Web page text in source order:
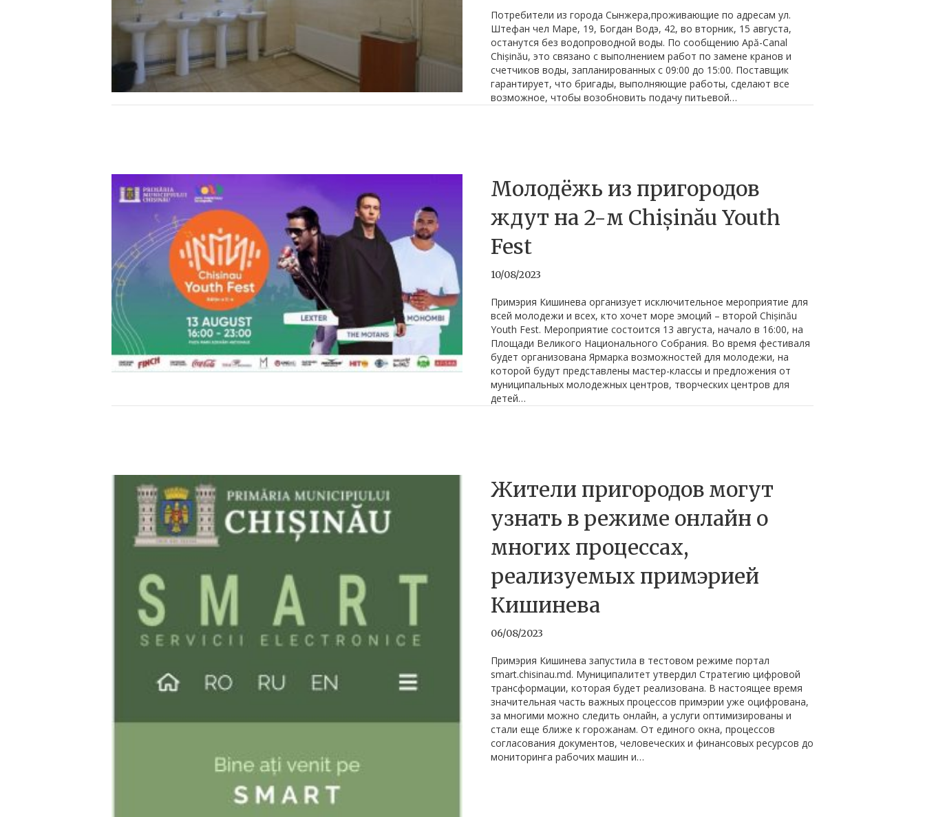
Потребители из города Сынжера,проживающие по адресам ул.
Штефан чел Маре, 19, Богдан Водэ, 42, во вторник, 15 августа,
останутся без водопроводной воды. По сообщению Apă-Canal
Chișinău, это связано с выполнением работ по замене кранов и
счетчиков воды, запланированных с 09:00 до 15:00. Поставщик
гарантирует, что бригады, выполняющие работы, сделают все
возможное, чтобы возобновить подачу питьевой…
Молодёжь из пригородов
ждут на 2-м Chișinău Youth
Fest
10/08/2023
Примэрия Кишинева организует исключительное мероприятие для
всей молодежи и всех, кто хочет море эмоций – второй Chișinău
Youth Fest. Мероприятие состоится 13 августа, начало в 16:00, на
Площади Великого Национального Собрания. Во время фестиваля
будет организована Ярмарка возможностей для молодежи, на
которой будут представлены мастер-классы и предложения от
муниципальных молодежных центров, творческих центров для
детей…
Жители пригородов могут
узнать в режиме онлайн о
многих процессах,
реализуемых примэрией
Кишинева
06/08/2023
Примэрия Кишинева запустила в тестовом режиме портал
smart.chisinau.md. Муниципалитет утвердил Стратегию цифровой
трансформации, которая будет реализована. В настоящее время
значительная часть важных процессов примэрии уже оцифрована,
за многими можно следить онлайн, а услуги оптимизированы и
стали еще ближе к горожанам. От единого окна, процессов
согласования документов, человеческих и финансовых ресурсов до
мониторинга рабочих машин и…